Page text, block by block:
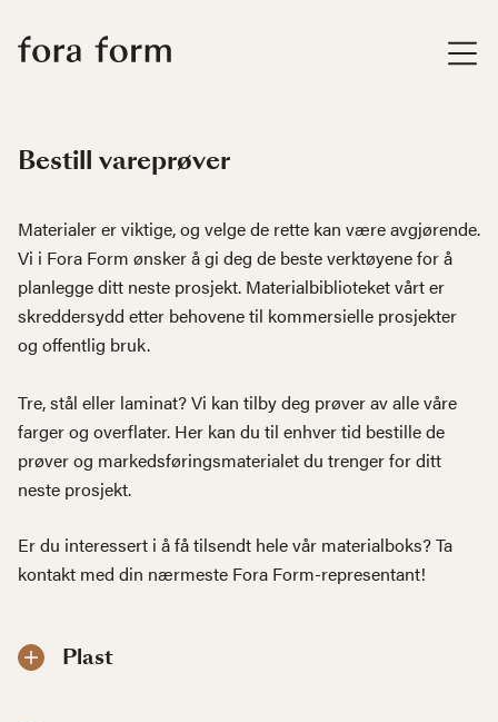
Bestill vareprøver
Materialer er viktige, og velge de rette kan være avgjørende.
Vi i Fora Form ønsker å gi deg de beste verktøyene for å
planlegge ditt neste prosjekt. Materialbiblioteket vårt er
skreddersydd etter behovene til kommersielle prosjekter
og offentlig bruk.
Tre, stål eller laminat? Vi kan tilby deg prøver av alle våre
farger og overflater. Her kan du til enhver tid bestille de
prøver og markedsføringsmaterialet du trenger for ditt
neste prosjekt.
Er du interessert i å få tilsendt hele vår materialboks? Ta
kontakt med din nærmeste Fora Form-representant!
Plast